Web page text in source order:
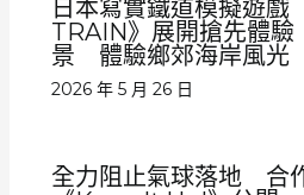
日本寫實鐵道模擬遊
TRAIN》展開搶先體
景 體驗鄉郊海岸風光
2026 年 5 月 26 日
全力阻止氣球落地 合